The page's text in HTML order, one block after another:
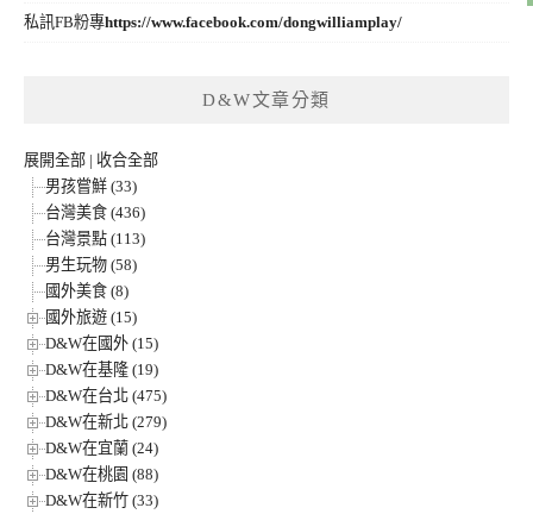
私訊FB粉專https://www.facebook.com/dongwilliamplay/
D&W文章分類
展開全部 | 收合全部
男孩嘗鮮 (33)
台灣美食 (436)
台灣景點 (113)
男生玩物 (58)
國外美食 (8)
國外旅遊 (15)
D&W在國外 (15)
D&W在基隆 (19)
D&W在台北 (475)
D&W在新北 (279)
D&W在宜蘭 (24)
D&W在桃園 (88)
D&W在新竹 (33)